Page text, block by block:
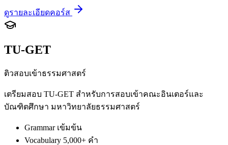
ดูรายละเอียดคอร์ส
TU-GET
ติวสอบเข้าธรรมศาสตร์
เตรียมสอบ TU-GET สำหรับการสอบเข้าคณะอินเตอร์และ
บัณฑิตศึกษา มหาวิทยาลัยธรรมศาสตร์
Grammar เข้มข้น
Vocabulary 5,000+ คำ